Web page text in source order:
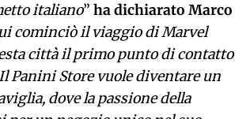
italiano” ha dichiarato Marco
cominciò il viaggio di Marvel
città il primo punto di contatto
Panini Store vuole diventare un
dove la passione della